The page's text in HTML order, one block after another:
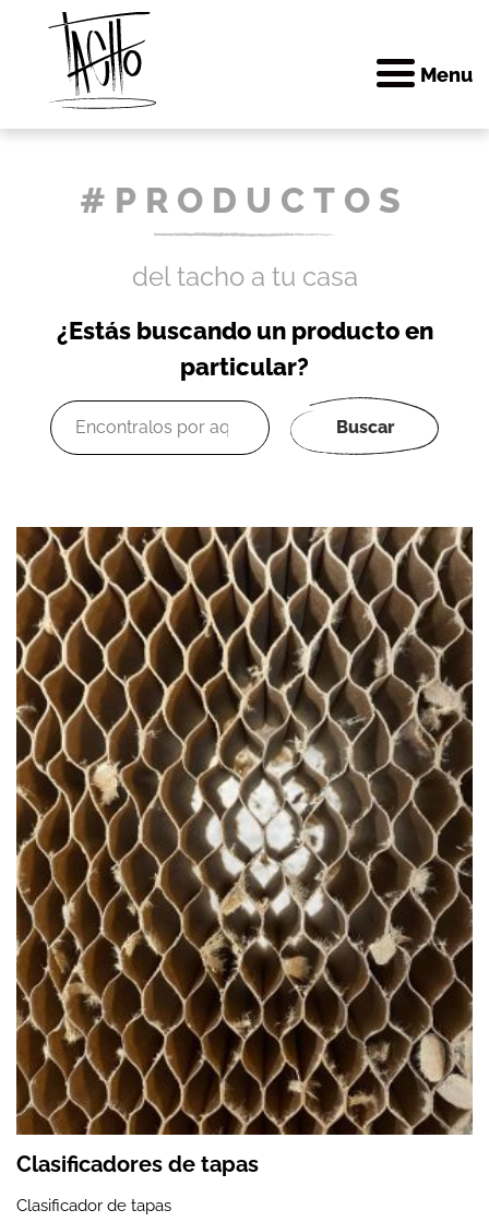
Menu
#PRODUCTOS
del tacho a tu casa
¿Estás buscando un producto en
particular?
Buscar
por:
Clasificadores de tapas
Clasificador de tapas